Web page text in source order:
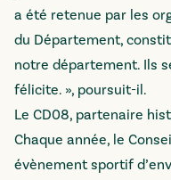
a été retenue par les
du Département,
notre département. Ils
félicite. », poursuit-il.
Le CD08, partenaire
Chaque année, le
évènement sportif